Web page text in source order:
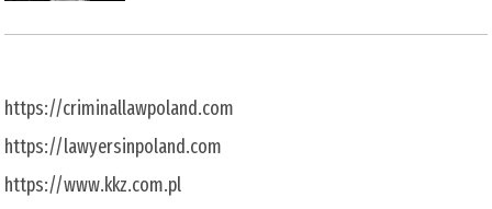
https://criminallawpoland.com
https://lawyersinpoland.com
https://www.kkz.com.pl